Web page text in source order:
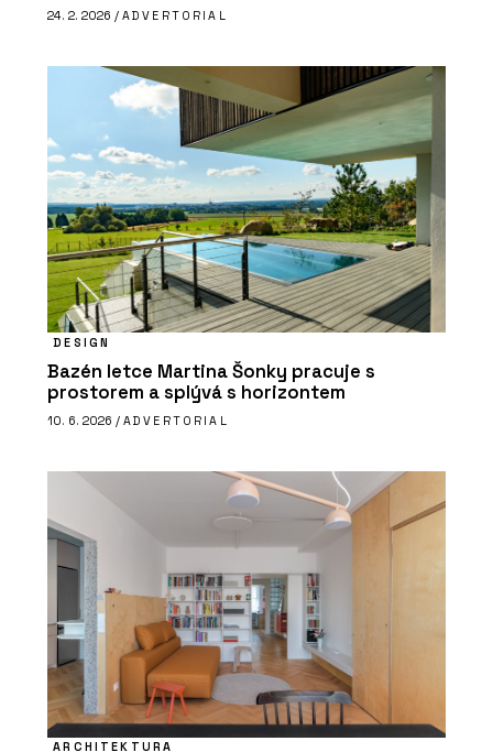
24. 2. 2026 / ADVERTORIAL
DESIGN
Bazén letce Martina Šonky pracuje s
prostorem a splývá s horizontem
10. 6. 2026 / ADVERTORIAL
ARCHITEKTURA